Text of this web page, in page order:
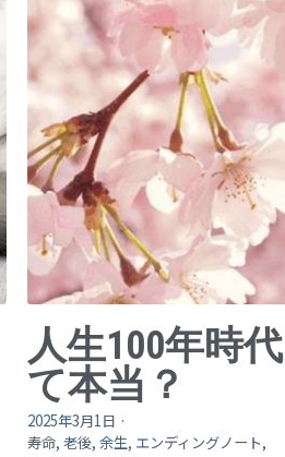
人生100年時
て本当？
2025年3月1日 ·
寿命, 老後, 余生, エンディングノート,